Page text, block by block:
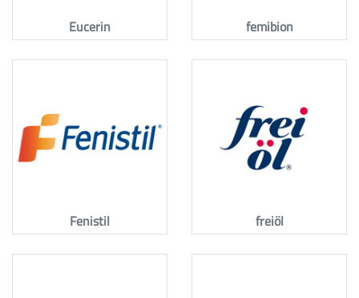
Eucerin femibion
Fenistil freiöl